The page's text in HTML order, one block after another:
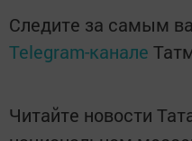
Следите за самым
Telegram-канале
Читайте новости